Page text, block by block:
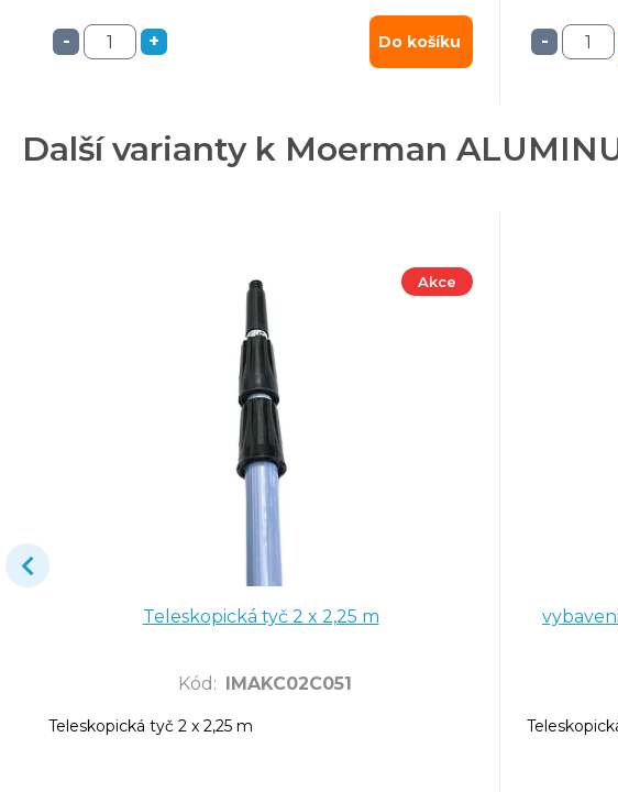
- + Do košíku -
Další varianty k Moerman
Akce
Teleskopická tyč 2 x 2,25 m
Kód : IMAKC02C051
Teleskopická tyč 2 x 2,25 m